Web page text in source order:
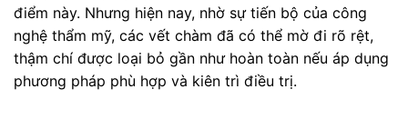
điểm này. Nhưng hiện nay, nhờ sự tiến bộ của công
nghệ thẩm mỹ, các vết chàm đã có thể mờ đi rõ rệt,
thậm chí được loại bỏ gần như hoàn toàn nếu áp dụng
phương pháp phù hợp và kiên trì điều trị.